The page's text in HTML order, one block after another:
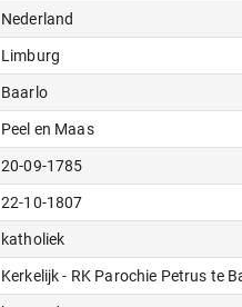
Nederland
Limburg
Baarlo
Peel en Maas
20-09-1785
22-10-1807
katholiek
Kerkelijk - RK Parochie Petrus te